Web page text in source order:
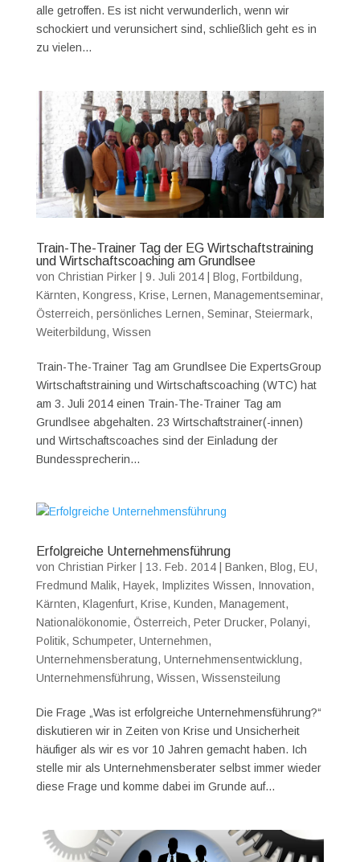
alle getroffen. Es ist nicht verwunderlich, wenn wir
schockiert und verunsichert sind, schließlich geht es in
zu vielen...
Train-The-Trainer Tag der EG Wirtschaftstraining
und Wirtschaftscoaching am Grundlsee
von Christian Pirker| 9. Juli 2014| Blog, Fortbildung,
Kärnten, Kongress, Krise, Lernen, Managementseminar,
Österreich, persönliches Lernen, Seminar, Steiermark,
Weiterbildung, Wissen
Train-The-Trainer Tag am Grundlsee Die ExpertsGroup
Wirtschaftstraining und Wirtschaftscoaching (WTC) hat
am 3. Juli 2014 einen Train-The-Trainer Tag am
Grundlsee abgehalten. 23 Wirtschaftstrainer(-innen)
und Wirtschaftscoaches sind der Einladung der
Bundessprecherin...
Erfolgreiche Unternehmensführung
von Christian Pirker| 13. Feb. 2014| Banken, Blog, EU,
Fredmund Malik, Hayek, Implizites Wissen, Innovation,
Kärnten, Klagenfurt, Krise, Kunden, Management,
Nationalökonomie, Österreich, Peter Drucker, Polanyi,
Politik, Schumpeter, Unternehmen,
Unternehmensberatung, Unternehmensentwicklung,
Unternehmensführung, Wissen, Wissensteilung
Die Frage „Was ist erfolgreiche Unternehmensführung?“
diskutieren wir in Zeiten von Krise und Unsicherheit
häufiger als wir es vor 10 Jahren gemacht haben. Ich
stelle mir als Unternehmensberater selbst immer wieder
diese Frage und komme dabei im Grunde auf...